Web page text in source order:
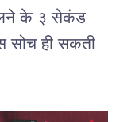
के ३ सेकंड
सोच ही सकती